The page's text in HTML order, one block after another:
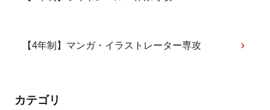
【4年制】マンガ・イラストレーター専攻
カテゴリ